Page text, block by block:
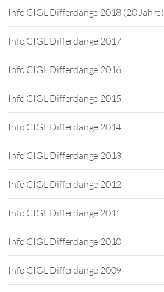
Info CIGL Differdange 2018 (20 Jahre)
Info CIGL Differdange 2017
Info CIGL Differdange 2016
Info CIGL Differdange 2015
Info CIGL Differdange 2014
Info CIGL Differdange 2013
Info CIGL Differdange 2012
Info CIGL Differdange 2011
Info CIGL Differdange 2010
Info CIGL Differdange 2009